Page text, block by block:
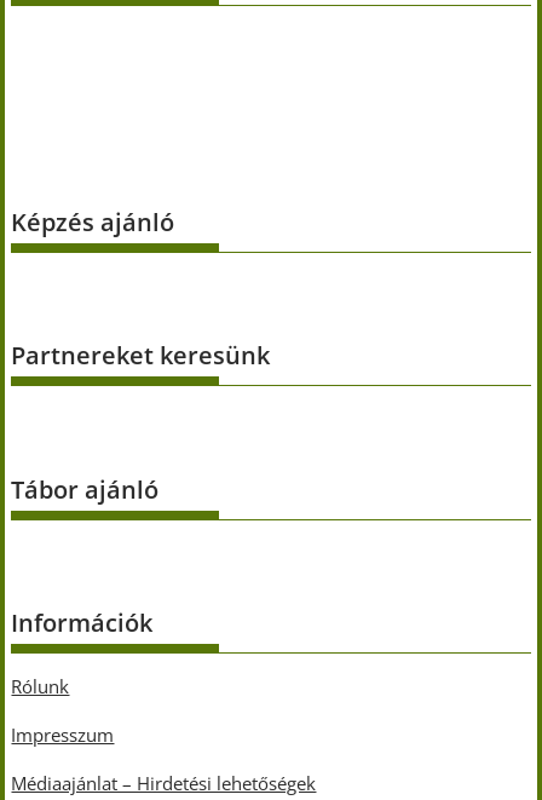
Képzés ajánló
Partnereket keresünk
Tábor ajánló
Információk
Rólunk
Impresszum
Médiaajánlat – Hirdetési lehetőségek